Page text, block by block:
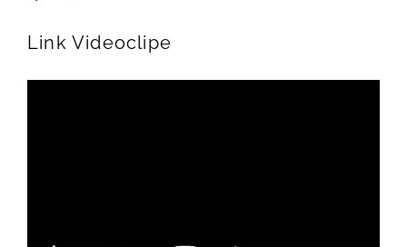
Link Videoclipe